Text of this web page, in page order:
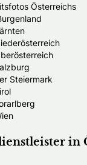
Österreichs
Steiermark
in